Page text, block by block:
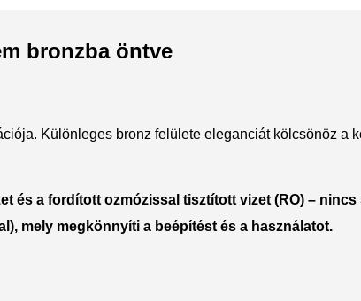
overlays
bronzba öntve
Különleges bronz felülete eleganciát kölcsönöz a
és a fordított ozmózissal tisztított vizet (RO) – nincs
, mely megkönnyíti a beépítést és a használatot.